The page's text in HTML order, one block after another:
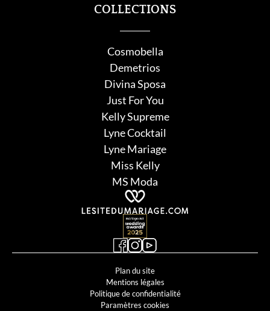
COLLECTIONS
Cosmobella
Demetrios
Divina Sposa
Just For You
Kelly Supreme
Lyne Cocktail
Lyne Mariage
Miss Kelly
MS Moda
Plan du site
Mentions légales
Politique de confidentialité
Paramètres cookies